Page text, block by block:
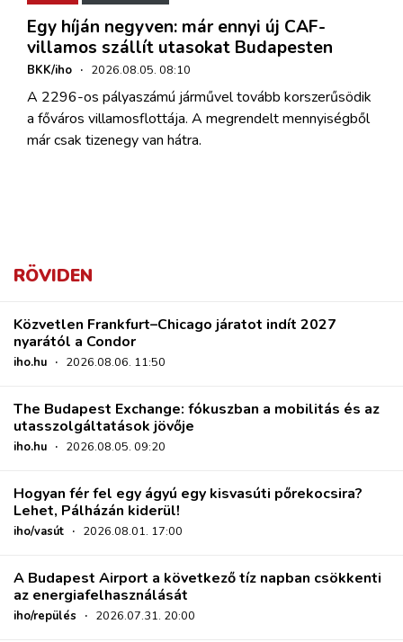
Egy híján negyven: már ennyi új CAF-
villamos szállít utasokat Budapesten
BKK/iho · 2026.08.05. 08:10
A 2296-os pályaszámú járművel tovább korszerűsödik
a főváros villamosflottája. A megrendelt mennyiségből
már csak tizenegy van hátra.
RÖVIDEN
Közvetlen Frankfurt–Chicago járatot indít 2027
nyarától a Condor
iho.hu · 2026.08.06. 11:50
The Budapest Exchange: fókuszban a mobilitás és az
utasszolgáltatások jövője
iho.hu · 2026.08.05. 09:20
Hogyan fér fel egy ágyú egy kisvasúti pőrekocsira?
Lehet, Pálházán kiderül!
iho/vasút · 2026.08.01. 17:00
A Budapest Airport a következő tíz napban csökkenti
az energiafelhasználását
iho/repülés · 2026.07.31. 20:00